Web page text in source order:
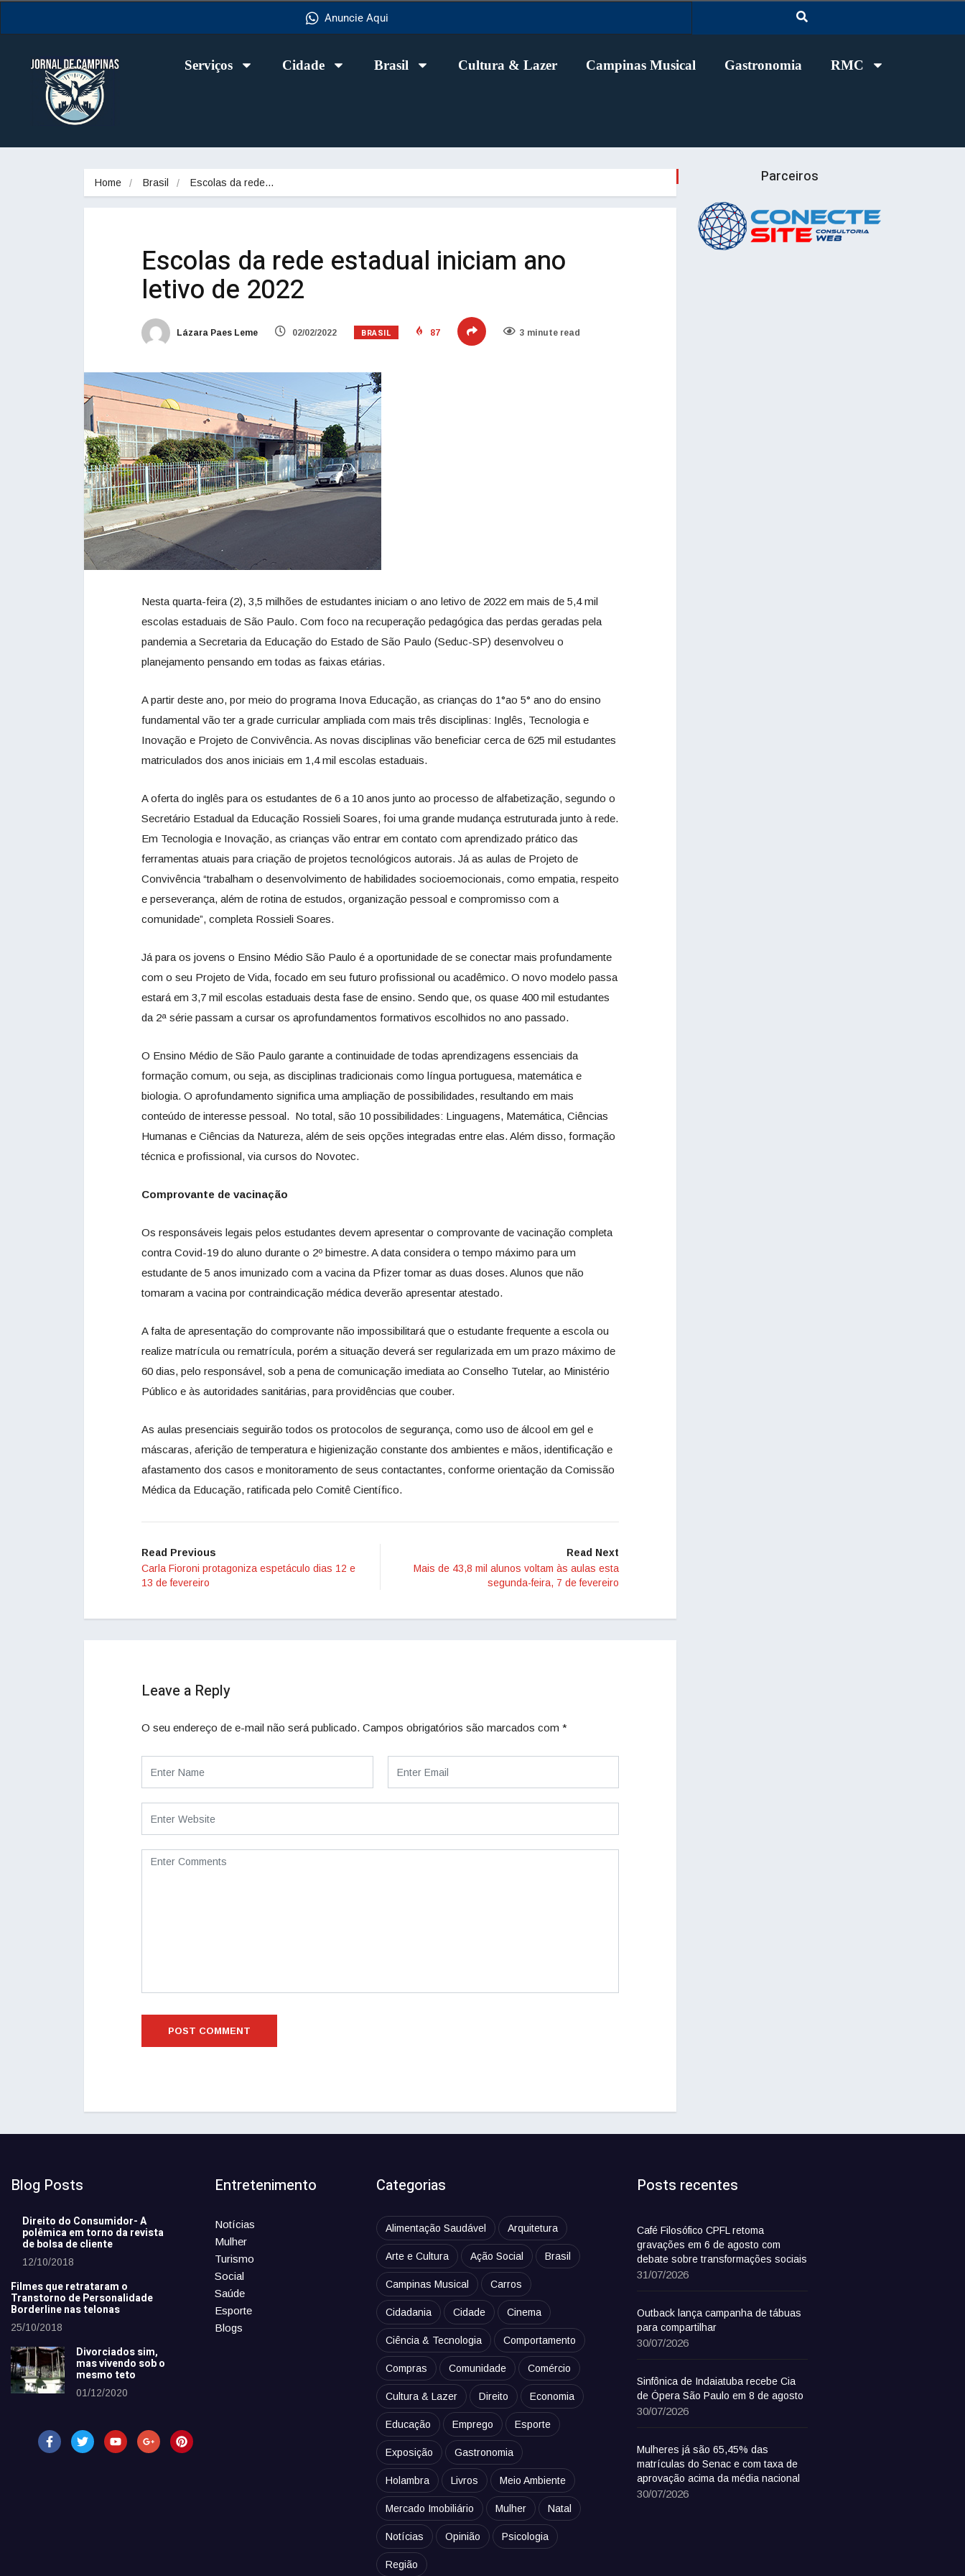
Anuncie Aqui
Serviços Cidade Brasil Cultura & Lazer Campinas Musical Gastronomia RMC
Home Brasil Escolas da rede…
Escolas da rede estadual iniciam ano
letivo de 2022
Lázara Paes Leme 02/02/2022 BRASIL 87 3 minute read
Nesta quarta-feira (2), 3,5 milhões de estudantes iniciam o ano letivo de 2022 em mais de 5,4 mil
escolas estaduais de São Paulo. Com foco na recuperação pedagógica das perdas geradas pela
pandemia a Secretaria da Educação do Estado de São Paulo (Seduc-SP) desenvolveu o
planejamento pensando em todas as faixas etárias.
A partir deste ano, por meio do programa Inova Educação, as crianças do 1°ao 5° ano do ensino
fundamental vão ter a grade curricular ampliada com mais três disciplinas: Inglês, Tecnologia e
Inovação e Projeto de Convivência. As novas disciplinas vão beneficiar cerca de 625 mil estudantes
matriculados dos anos iniciais em 1,4 mil escolas estaduais.
A oferta do inglês para os estudantes de 6 a 10 anos junto ao processo de alfabetização, segundo o
Secretário Estadual da Educação Rossieli Soares, foi uma grande mudança estruturada junto à rede.
Em Tecnologia e Inovação, as crianças vão entrar em contato com aprendizado prático das
ferramentas atuais para criação de projetos tecnológicos autorais. Já as aulas de Projeto de
Convivência “trabalham o desenvolvimento de habilidades socioemocionais, como empatia, respeito
e perseverança, além de rotina de estudos, organização pessoal e compromisso com a
comunidade”, completa Rossieli Soares.
Já para os jovens o Ensino Médio São Paulo é a oportunidade de se conectar mais profundamente
com o seu Projeto de Vida, focado em seu futuro profissional ou acadêmico. O novo modelo passa
estará em 3,7 mil escolas estaduais desta fase de ensino. Sendo que, os quase 400 mil estudantes
da 2ª série passam a cursar os aprofundamentos formativos escolhidos no ano passado.
O Ensino Médio de São Paulo garante a continuidade de todas aprendizagens essenciais da
formação comum, ou seja, as disciplinas tradicionais como língua portuguesa, matemática e
biologia. O aprofundamento significa uma ampliação de possibilidades, resultando em mais
conteúdo de interesse pessoal. No total, são 10 possibilidades: Linguagens, Matemática, Ciências
Humanas e Ciências da Natureza, além de seis opções integradas entre elas. Além disso, formação
técnica e profissional, via cursos do Novotec.
Comprovante de vacinação
Os responsáveis legais pelos estudantes devem apresentar o comprovante de vacinação completa
contra Covid-19 do aluno durante o 2º bimestre. A data considera o tempo máximo para um
estudante de 5 anos imunizado com a vacina da Pfizer tomar as duas doses. Alunos que não
tomaram a vacina por contraindicação médica deverão apresentar atestado.
A falta de apresentação do comprovante não impossibilitará que o estudante frequente a escola ou
realize matrícula ou rematrícula, porém a situação deverá ser regularizada em um prazo máximo de
60 dias, pelo responsável, sob a pena de comunicação imediata ao Conselho Tutelar, ao Ministério
Público e às autoridades sanitárias, para providências que couber.
As aulas presenciais seguirão todos os protocolos de segurança, como uso de álcool em gel e
máscaras, aferição de temperatura e higienização constante dos ambientes e mãos, identificação e
afastamento dos casos e monitoramento de seus contactantes, conforme orientação da Comissão
Médica da Educação, ratificada pelo Comitê Científico.
Read Previous
Carla Fioroni protagoniza espetáculo dias 12 e
13 de fevereiro
Read Next
Mais de 43,8 mil alunos voltam às aulas esta
segunda-feira, 7 de fevereiro
Leave a Reply
O seu endereço de e-mail não será publicado. Campos obrigatórios são marcados com *
Parceiros
Blog Posts
Direito do Consumidor- A
polêmica em torno da revista
de bolsa de cliente
12/10/2018
Filmes que retrataram o
Transtorno de Personalidade
Borderline nas telonas
25/10/2018
Divorciados sim,
mas vivendo sob o
mesmo teto
01/12/2020
Entretenimento
Notícias
Mulher
Turismo
Social
Saúde
Esporte
Blogs
Categorias
Alimentação Saudável Arquitetura
Arte e Cultura Ação Social Brasil
Campinas Musical Carros
Cidadania Cidade Cinema
Ciência & Tecnologia Comportamento
Compras Comunidade Comércio
Cultura & Lazer Direito Economia
Educação Emprego Esporte
Exposição Gastronomia
Holambra Livros Meio Ambiente
Mercado Imobiliário Mulher Natal
Notícias Opinião Psicologia
Região
Posts recentes
Café Filosófico CPFL retoma
gravações em 6 de agosto com
debate sobre transformações sociais
31/07/2026
Outback lança campanha de tábuas
para compartilhar
30/07/2026
Sinfônica de Indaiatuba recebe Cia
de Ópera São Paulo em 8 de agosto
30/07/2026
Mulheres já são 65,45% das
matrículas do Senac e com taxa de
aprovação acima da média nacional
30/07/2026